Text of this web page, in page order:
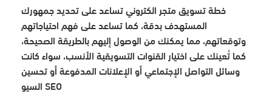
خطة تسويق متجر الكتروني تساعد على تحديد جمهورك
المستهدف بدقة، كما تساعد على فهم احتياجاتهم
وتوقعاتهم، مما يمكنك من الوصول إليهم بالطريقة الصحيحة،
كما تُعينك على اختيار القنوات التسويقية الأنسب، سواء كانت
وسائل التواصل الإجتماعي أو الإعلانات المدفوعة أو تحسين
السيو SEO